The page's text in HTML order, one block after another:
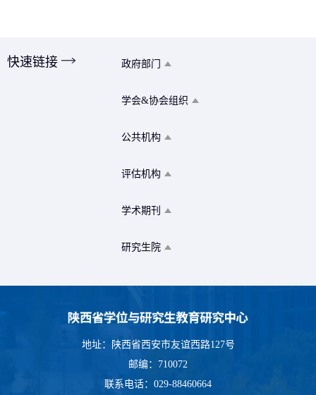
快速链接 政府部门
学会&协会组织
公共机构
评估机构
学术期刊
研究生院
地址：陕西省西安市友谊西路127号
邮编：710072
联系电话：029-88460664